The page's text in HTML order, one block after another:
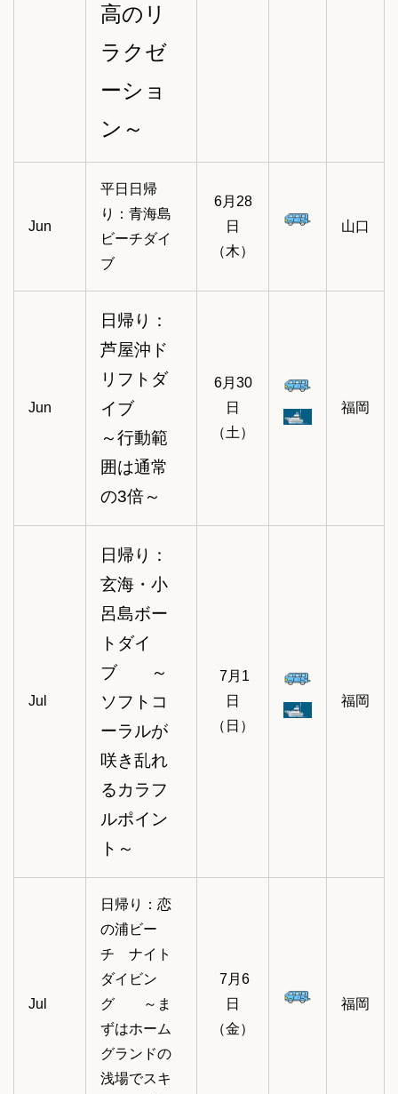
高のリ
ラクゼ
ーショ
ン～
Jun
平日日帰
り：青海島
ビーチダイ
ブ
6月28
日
（木）
山口
Jun
日帰り：
芦屋沖ド
リフトダ
イブ
～行動範
囲は通常
の3倍～
6月30
日
（土）
福岡
Jul
日帰り：
玄海・小
呂島ボー
トダイ
ブ ～
ソフトコ
ーラルが
咲き乱れ
るカラフ
ルポイン
ト～
7月1
日
（日）
福岡
Jul
日帰り：恋
の浦ビー
チ ナイト
ダイビン
グ ～ま
ずはホーム
グランドの
浅場でスキ
7月6
日
（金）
福岡